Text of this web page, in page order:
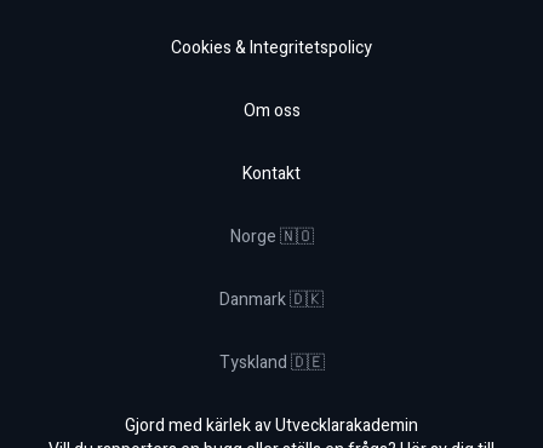
Cookies & Integritetspolicy
Om oss
Kontakt
Norge 🇳🇴
Danmark 🇩🇰
Tyskland 🇩🇪
Gjord med kärlek av Utvecklarakademin